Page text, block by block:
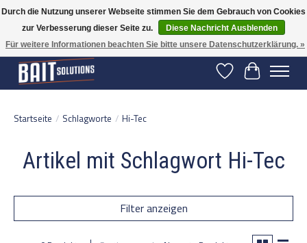
Gratis verzending vanaf 50 euro binnen NL | Op voorraad binnen 2-5 werkdagen
verzonden | België vanaf 70 euro gratis verzonden
Wunschzettel
Ihr
Startseite / Schlagworte / Hi-Tec
Artikel mit Schlagwort Hi-Tec
Filter anzeigen
Durch die Nutzung unserer Webseite stimmen Sie dem Gebrauch von Cookies
zur Verbesserung dieser Seite zu.
Diese Nachricht Ausblenden
Für weitere Informationen beachten Sie bitte unsere Datenschutzerklärung. »